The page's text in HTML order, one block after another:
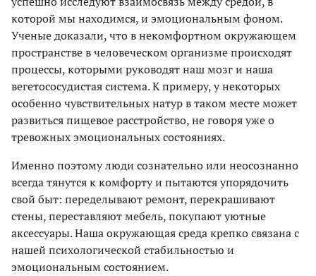
которой мы находимся, и эмоциональным фоном.
Ученые доказали, что в некомфортном окружающем
пространстве в человеческом организме происходят
процессы, которыми руководят наш мозг и наша
вегетососудистая система. К примеру, у некоторых
особенно чувствительных натур в таком месте может
развиться пищевое расстройство, не говоря уже о
тревожных эмоциональных состояниях.
Именно поэтому люди сознательно или неосознанно
всегда тянутся к комфорту и пытаются упорядочить
свой быт: переделывают ремонт, перекрашивают
стены, переставляют мебель, покупают уютные
аксессуары. Наша окружающая среда крепко связана с
нашей психологической стабильностью и
эмоциональным состоянием.